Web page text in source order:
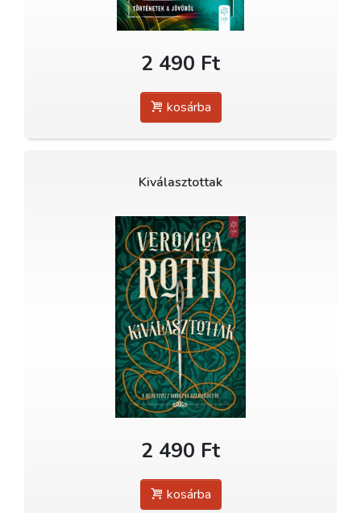
2 490 Ft
kosárba
Kiválasztottak
2 490 Ft
kosárba